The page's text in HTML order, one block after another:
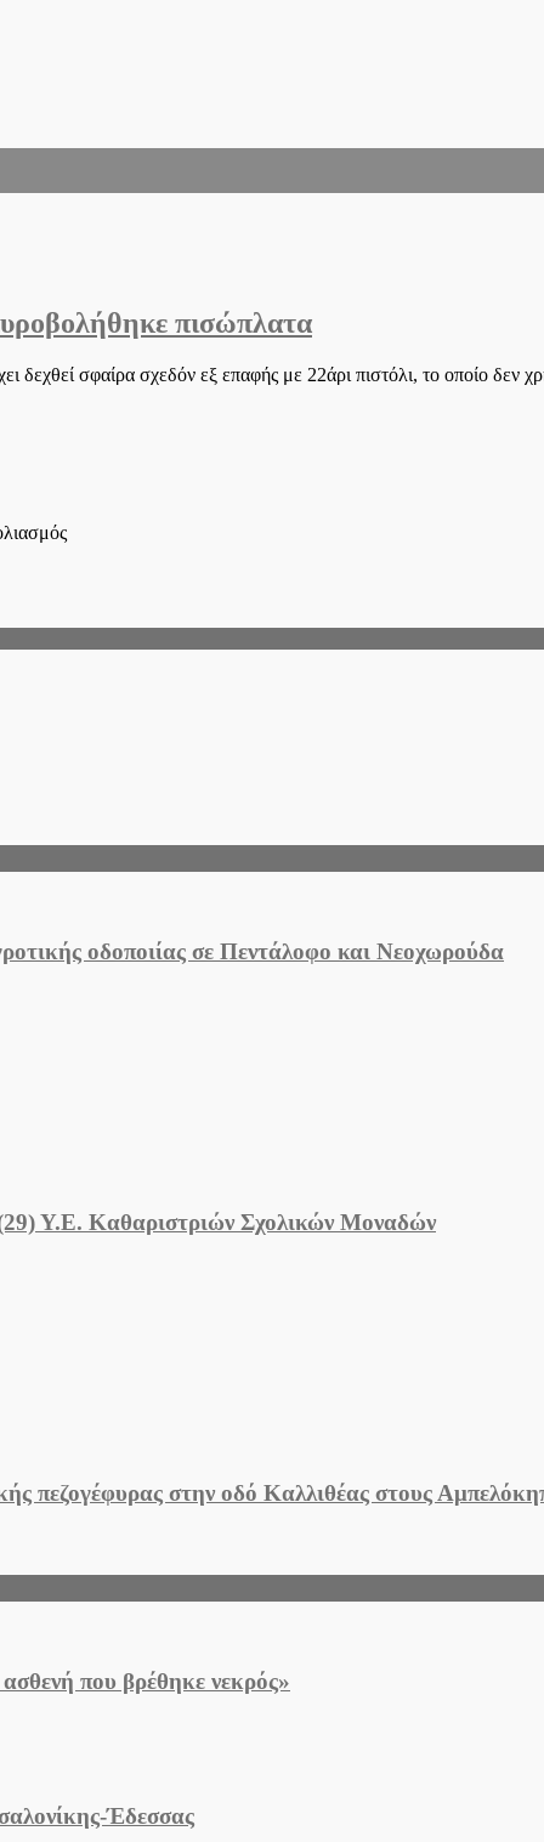
πισώπλατα
δεχθεί σφαίρα σχεδόν εξ επαφής με 22άρι πιστόλι, το οποίο δεν
στο
οδοποιίας σε Πεντάλοφο και Νεοχωρούδα
Υ.Ε. Καθαριστριών Σχολικών Μοναδών
πεζογέφυρας στην οδό Καλλιθέας στους
που βρέθηκε νεκρός»
Έδεσσας